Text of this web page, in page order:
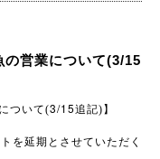
の営業について(3/15
ついて(3/15追記)】
を延期とさせていただく